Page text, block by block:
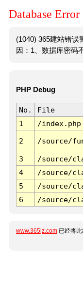
Database Error
(1040) 365建站错误
因：1、数据库密码
PHP Debug
No. File
1
/index.php
2 /source/
3 /source/
4
/source/
5
/source/
6
/source/
www.365jz.com 已经将